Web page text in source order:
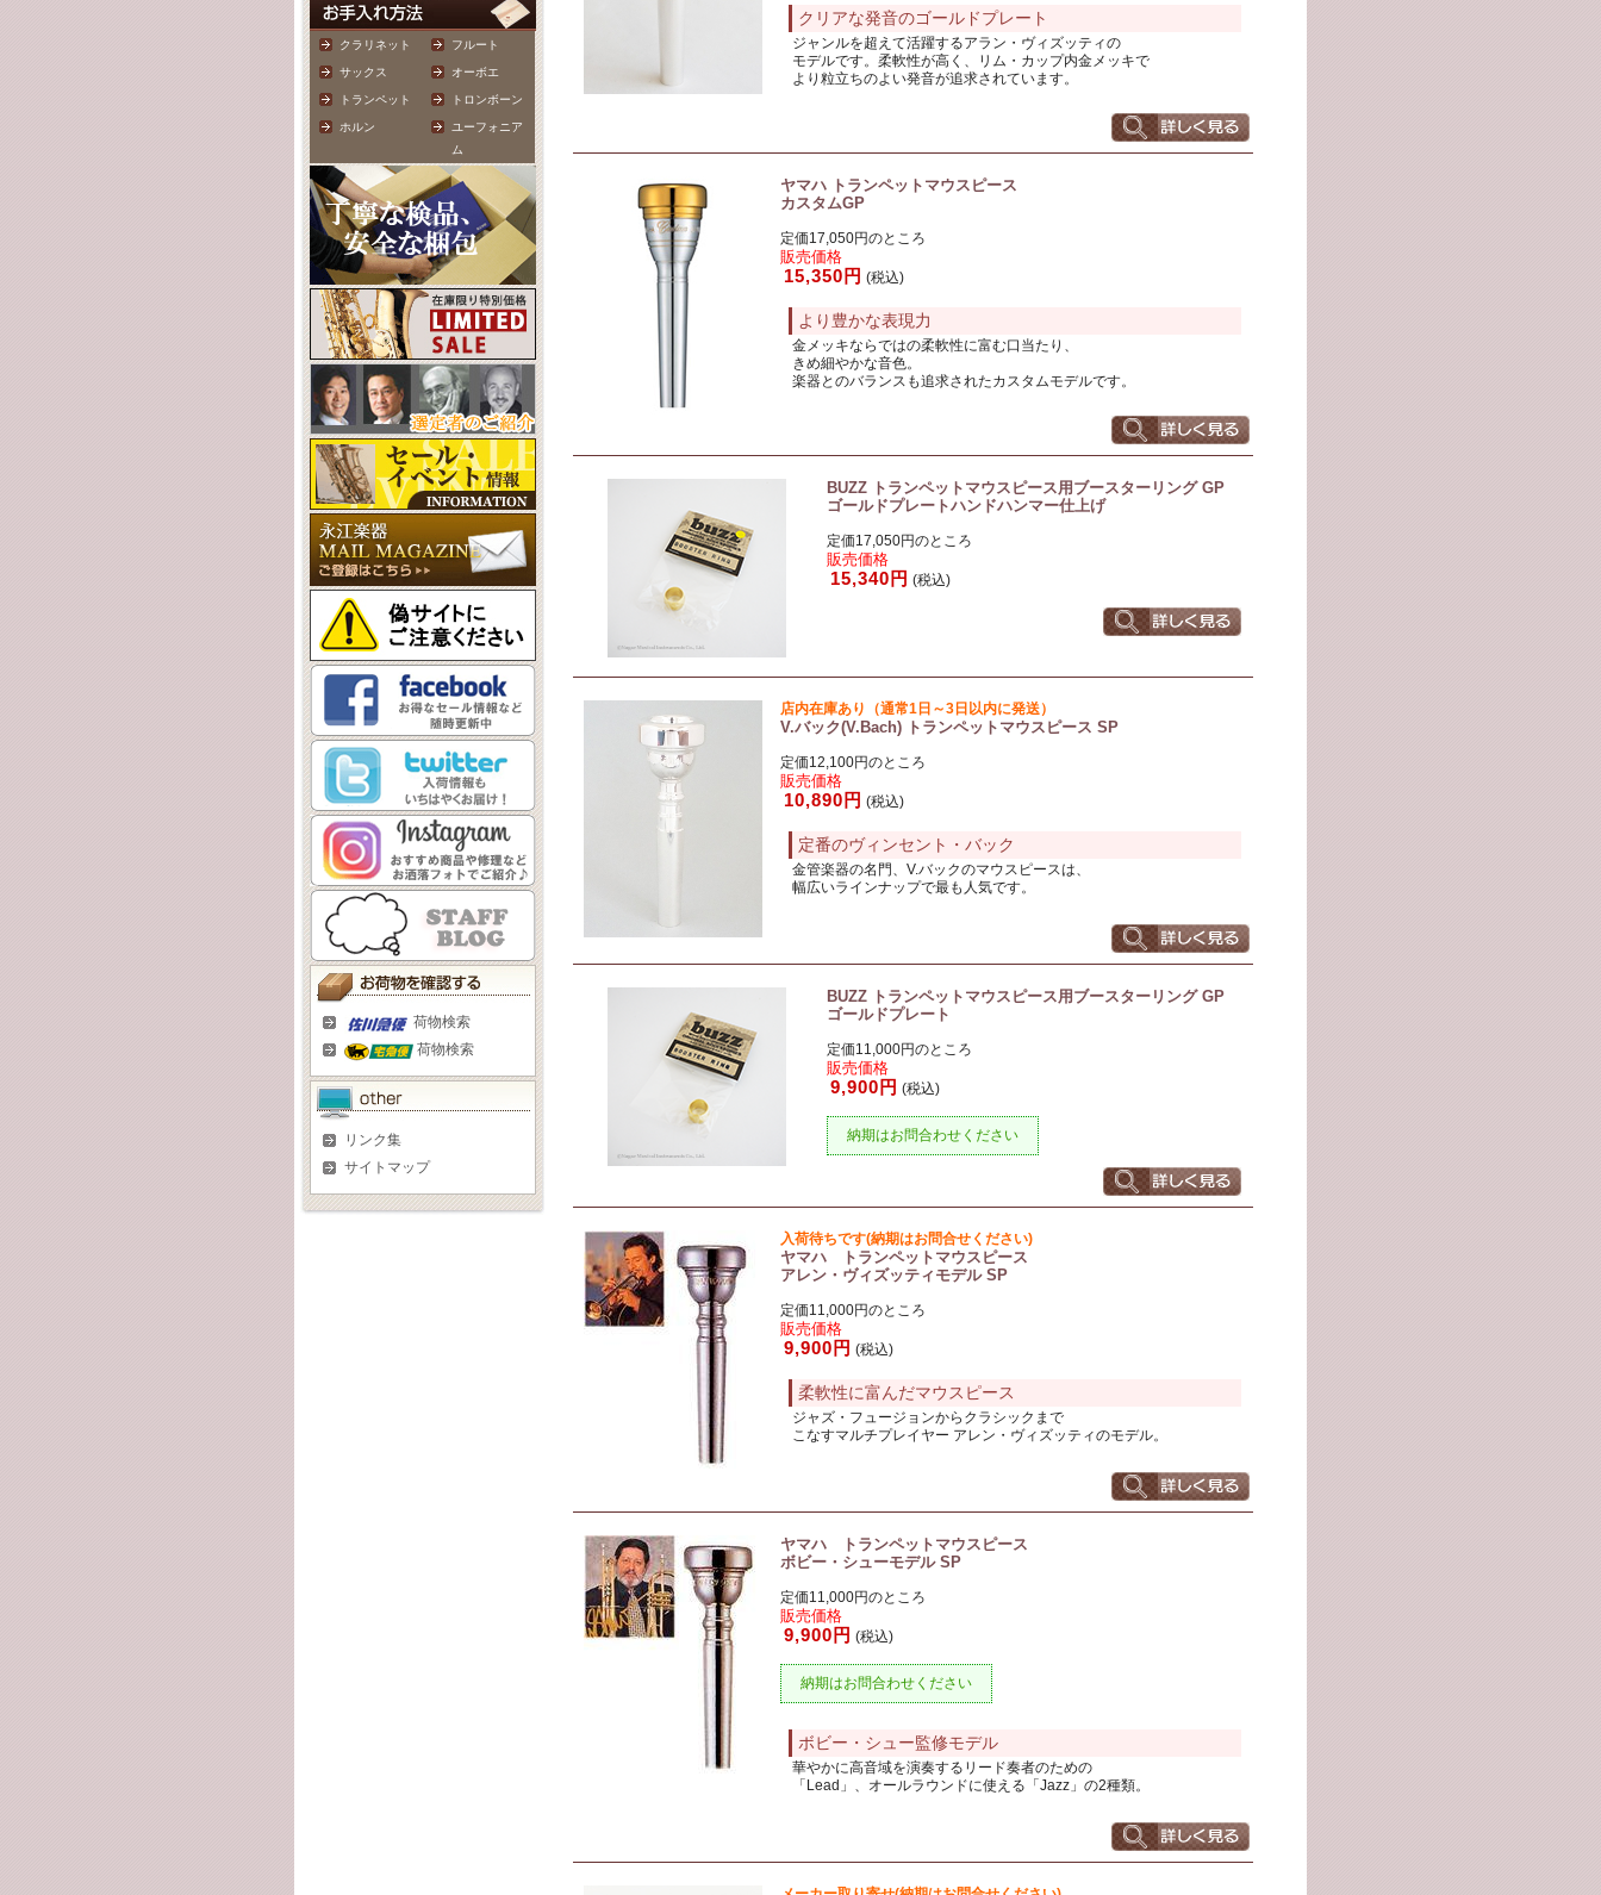
クラリネット フルート
サックス オーボエ
トランペット トロンボーン
ホルン
ユーフォニア
ム
荷物検索
荷物検索
リンク集
サイトマップ
クリアな発音のゴールドプレート
ジャンルを超えて活躍するアラン・ヴィズッティの
モデルです。柔軟性が高く、リム・カップ内金メッキで
より粒立ちのよい発音が追求されています。
ヤマハ トランペットマウスピース
カスタムGP
定価17,050円のところ
販売価格
15,350円 (税込)
より豊かな表現力
金メッキならではの柔軟性に富む口当たり、
きめ細やかな音色。
楽器とのバランスも追求されたカスタムモデルです。
BUZZ トランペットマウスピース用ブースターリング GP
ゴールドプレートハンドハンマー仕上げ
定価17,050円のところ
販売価格
15,340円 (税込)
店内在庫あり（通常1日～3日以内に発送）
V.バック(V.Bach) トランペットマウスピース SP
定価12,100円のところ
販売価格
10,890円 (税込)
定番のヴィンセント・バック
金管楽器の名門、V.バックのマウスピースは、
幅広いラインナップで最も人気です。
BUZZ トランペットマウスピース用ブースターリング GP
ゴールドプレート
定価11,000円のところ
販売価格
9,900円 (税込)
納期はお問合わせください
入荷待ちです(納期はお問合せください)
ヤマハ トランペットマウスピース
アレン・ヴィズッティモデル SP
定価11,000円のところ
販売価格
9,900円 (税込)
柔軟性に富んだマウスピース
ジャズ・フュージョンからクラシックまで
こなすマルチプレイヤー アレン・ヴィズッティのモデル。
ヤマハ トランペットマウスピース
ボビー・シューモデル SP
定価11,000円のところ
販売価格
9,900円 (税込)
納期はお問合わせください
ボビー・シュー監修モデル
華やかに高音域を演奏するリード奏者のための
「Lead」、オールラウンドに使える「Jazz」の2種類。